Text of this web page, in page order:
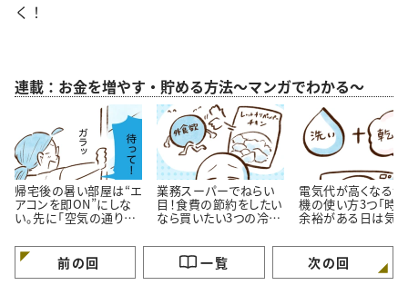
く！
連載：お金を増やす・貯める方法～マンガでわかる～
帰宅後の暑い部屋は“エ
アコンを即ON”にしな
い。先に「空気の通り
業務スーパーでねらい
目！食費の節約をしたい
なら買いたい3つの冷凍
電気代が高くなる
機の使い方3つ「時
余裕がある日は気
前の回 一覧 次の回